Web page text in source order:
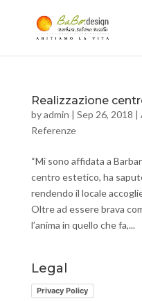
Realizzazione
byadmin | Sep 26, 2018 |
Referenze
“Mi sono affidata a
centro estetico, ha
rendendo il locale
Oltre ad essere brava
l’anima in quello che fa,...
Legal
Privacy Policy